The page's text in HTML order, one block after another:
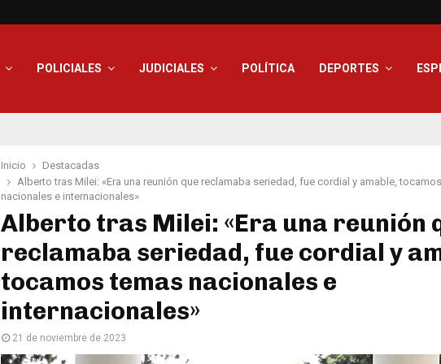
POLICIALES JUDICIALES POLÍTICA DEPORTES
Inicio
Destacadas
Alberto tras Milei: «Era una reunión que reclamaba seriedad, fue cordial y amable,
nacionales e internacionales»
Alberto tras Milei: «Era una reunión
reclamaba seriedad, fue cordial y
tocamos temas nacionales e
internacionales»
21 de noviembre de 2023